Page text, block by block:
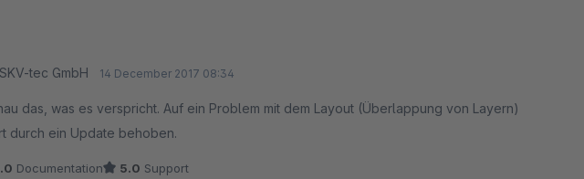
tec GmbH 14 December 2017 08:34
das, was es verspricht. Auf ein Problem mit dem Layout (Überlappung von Layern)
durch ein Update behoben.
Documentation 5.0 Support